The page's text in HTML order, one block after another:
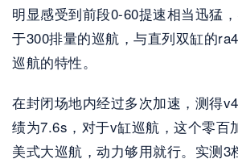
明显感受到前段0-60提速相当迅猛
于300排量的巡航，与直列双缸的
巡航的特性。
在封闭场地内经过多次加速，测得
绩为7.6s，对于v缸巡航，这个零百
美式大巡航，动力够用就行。实测3